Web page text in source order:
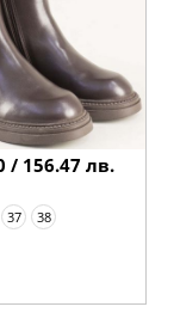
37 38
/ 156.47 лв.